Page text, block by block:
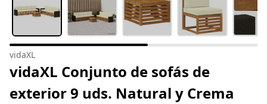
vidaXL
vidaXL Conjunto de sofás de
exterior 9 uds. Natural y Crema